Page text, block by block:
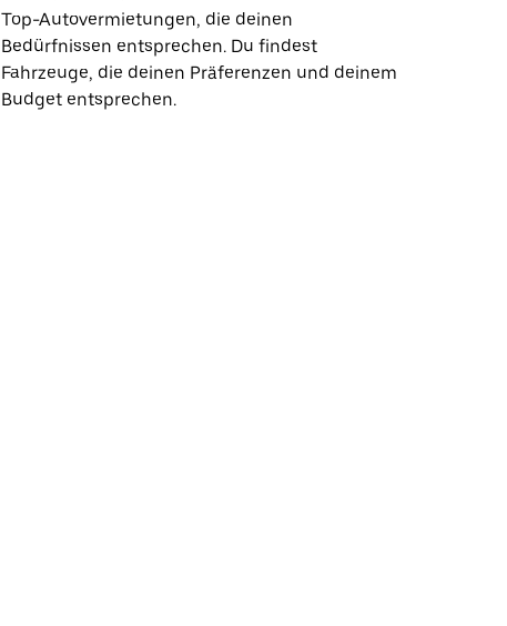
Top-Autovermietungen, die deinen
Bedürfnissen entsprechen. Du findest
Fahrzeuge, die deinen Präferenzen und deinem
Budget entsprechen.